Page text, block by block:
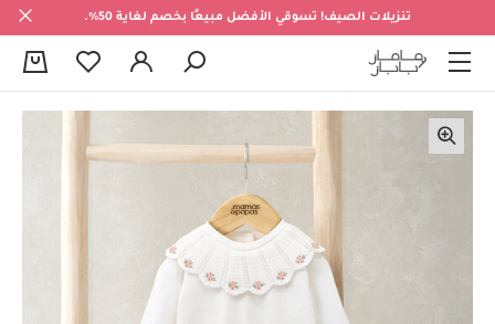
تنزيلات الصيف! تسوقي الأفضل مبيعًا بخصم لغاية 50%.